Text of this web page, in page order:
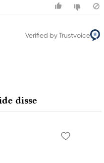
Verified by Trustvoice
disse